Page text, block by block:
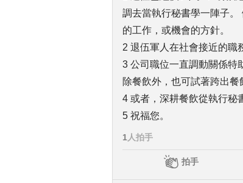
調去當執行秘書學一陣子
的工作，或機會的方針。
2 退伍軍人在社會接近的職
3 公司職位一直調動關係特
除餐飲外，也可試著跨出餐
4 或者，深耕餐飲從執行秘
5 祝福您。
1 人拍手
拍手